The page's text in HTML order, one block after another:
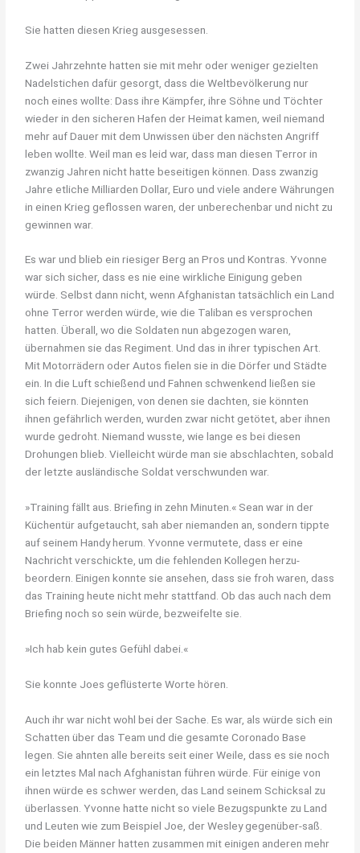
Sie hatten diesen Krieg ausgesessen.
Zwei Jahrzehnte hatten sie mit mehr oder weniger gezielten
Nadelstichen dafür gesorgt, dass die Weltbevölkerung nur
noch eines wollte: Dass ihre Kämpfer, ihre Söhne und Töchter
wieder in den sicheren Hafen der Heimat kamen, weil niemand
mehr auf Dauer mit dem Unwissen über den nächsten Angriff
leben wollte. Weil man es leid war, dass man diesen Terror in
zwanzig Jahren nicht hatte beseitigen können. Dass zwanzig
Jahre etliche Milliarden Dollar, Euro und viele andere Währungen
in einen Krieg geflossen waren, der unberechenbar und nicht zu
gewinnen war.
Es war und blieb ein riesiger Berg an Pros und Kontras. Yvonne
war sich sicher, dass es nie eine wirkliche Einigung geben
würde. Selbst dann nicht, wenn Afghanistan tatsächlich ein Land
ohne Terror werden würde, wie die Taliban es versprochen
hatten. Überall, wo die Soldaten nun abgezogen waren,
übernahmen sie das Regiment. Und das in ihrer typischen Art.
Mit Motorrädern oder Autos fielen sie in die Dörfer und Städte
ein. In die Luft schießend und Fahnen schwenkend ließen sie
sich feiern. Diejenigen, von denen sie dachten, sie könnten
ihnen gefährlich werden, wurden zwar nicht getötet, aber ihnen
wurde gedroht. Niemand wusste, wie lange es bei diesen
Drohungen blieb. Vielleicht würde man sie abschlachten, sobald
der letzte ausländische Soldat verschwunden war.
»Training fällt aus. Briefing in zehn Minuten.« Sean war in der
Küchentür aufgetaucht, sah aber niemanden an, sondern tippte
auf seinem Handy herum. Yvonne vermutete, dass er eine
Nachricht verschickte, um die fehlenden Kollegen herzu-
beordern. Einigen konnte sie ansehen, dass sie froh waren, dass
das Training heute nicht mehr stattfand. Ob das auch nach dem
Briefing noch so sein würde, bezweifelte sie.
»Ich hab kein gutes Gefühl dabei.«
Sie konnte Joes geflüsterte Worte hören.
Auch ihr war nicht wohl bei der Sache. Es war, als würde sich ein
Schatten über das Team und die gesamte Coronado Base
legen. Sie ahnten alle bereits seit einer Weile, dass es sie noch
ein letztes Mal nach Afghanistan führen würde. Für einige von
ihnen würde es schwer werden, das Land seinem Schicksal zu
überlassen. Yvonne hatte nicht so viele Bezugspunkte zu Land
und Leuten wie zum Beispiel Joe, der Wesley gegenüber-saß.
Die beiden Männer hatten zusammen mit einigen anderen mehr